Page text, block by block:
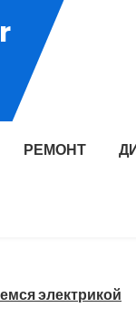
РЕМОНТ
электрикой